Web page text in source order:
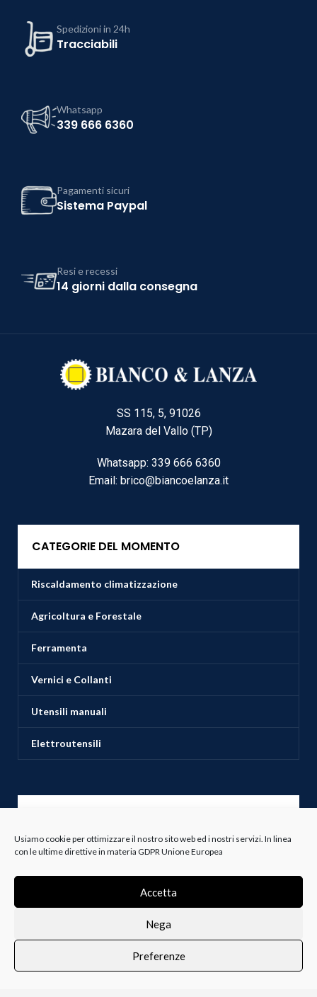
Usiamo cookie per ottimizzare il nostro sito web ed i nostri servizi. In linea
con le ultime direttive in materia GDPR Unione Europea
Accetta
Nega
Preferenze
Spedizioni in 24h
Tracciabili
Whatsapp
339 666 6360
Pagamenti sicuri
Sistema Paypal
Resi e recessi
14 giorni dalla consegna
SS 115, 5, 91026
Mazara del Vallo (TP)
Whatsapp: 339 666 6360
Email: brico@biancoelanza.it
CATEGORIE DEL MOMENTO
Riscaldamento climatizzazione
Agricoltura e Forestale
Ferramenta
Vernici e Collanti
Utensili manuali
Elettroutensili
Servizio Clienti